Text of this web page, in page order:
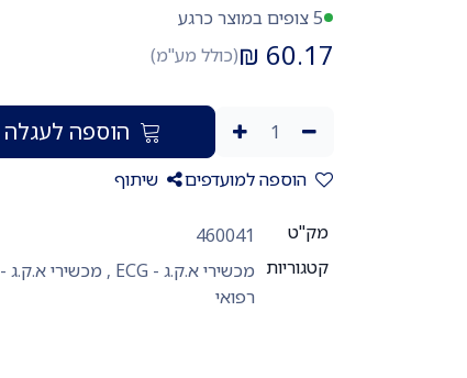
5 צופים במוצר כרגע
60.17
₪(כולל מע"מ)
הוספה לעגלה
הוספה למועדפים שיתוף
מק"ט
460041
קטגוריות מכשירי א.ק.ג - ECG , מכשירי א.ק.ג - ECG
רפואי